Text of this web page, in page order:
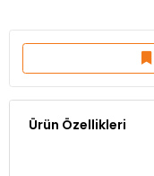
Ürün Özellikleri